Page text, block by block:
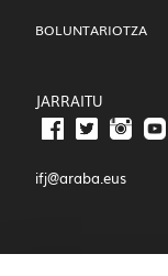
BOLUNTARIOTZA
JARRAITU
ifj@araba.eus